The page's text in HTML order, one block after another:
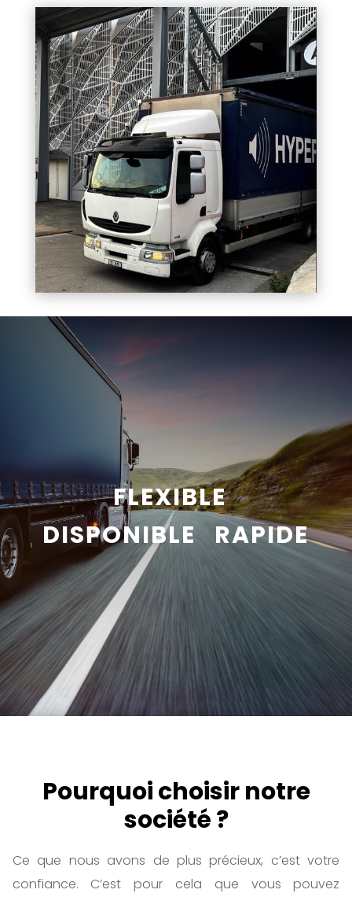
FLEXIBLE
DISPONIBLE RAPIDE
Pourquoi choisir notre
société ?
Ce que nous avons de plus précieux, c’est votre
confiance. C’est pour cela que vous pouvez